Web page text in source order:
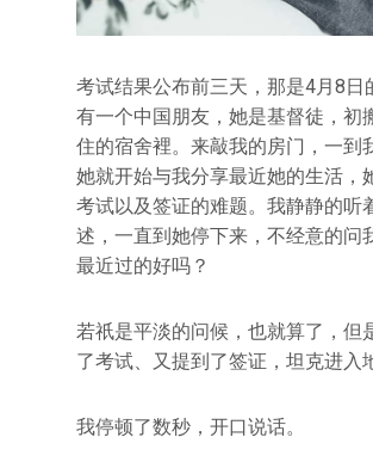
考试结果公布前三天，那是4月8日
有一个中国朋友，她是基督徒，初
住的宿舍裡。来敲我的房门，一到
她就开始与我分享最近她的生活，
考试以及签证的难题。我静静的听
述，一直到她停下来，不经意的问
最近过的好吗？
若祇是平淡的问候，也就算了，但
了考试、又提到了签证，坦克进入
我停顿了数秒，开口说话。